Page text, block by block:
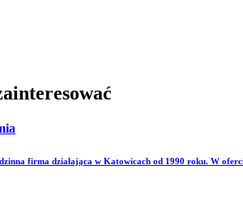
firma działająca w Katowicach od 1990 roku. W